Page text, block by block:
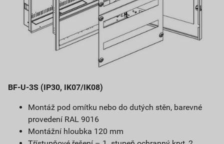
BF-U-3S (IP30, IK07/IK08)
Montáž pod omítku nebo do dutých stěn, barevné
provedení RAL 9016
Montážní hloubka 120 mm